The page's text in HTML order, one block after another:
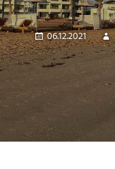
06.12.2021